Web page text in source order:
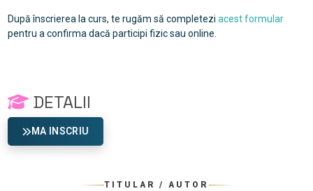
După înscrierea la curs, te rugăm să completezi acest formular
pentru a confirma dacă participi fizic sau online.
DETALII
MA INSCRIU
TITULAR / AUTOR